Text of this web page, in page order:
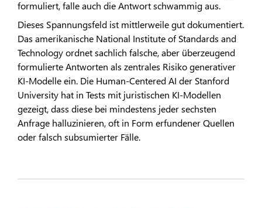
formuliert, falle auch die Antwort schwammig aus.
Dieses Spannungsfeld ist mittlerweile gut dokumentiert.
Das amerikanische National Institute of Standards and
Technology ordnet sachlich falsche, aber überzeugend
formulierte Antworten als zentrales Risiko generativer
KI-Modelle ein. Die Human-Centered AI der Stanford
University hat in Tests mit juristischen KI-Modellen
gezeigt, dass diese bei mindestens jeder sechsten
Anfrage halluzinieren, oft in Form erfundener Quellen
oder falsch subsumierter Fälle.